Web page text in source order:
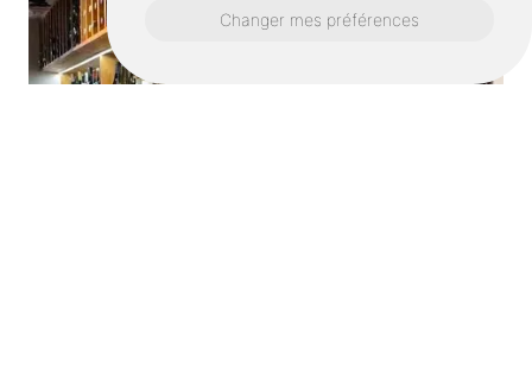
Changer mes préférences